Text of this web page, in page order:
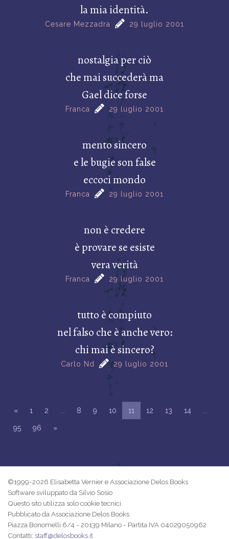
la mia identità.
Cesare Mezzadra 29 luglio 2001
nostalgia per ciò
che mai succederà ma
Gael dice forse
Franca 29 luglio 2001
mento sincero
e le bugie son false
eccoci mondo
Franca 29 luglio 2001
non è credere
è provare se esiste
vera verità
Franca 29 luglio 2001
tutto è compiuto
nel falso che è anche vero:
chi mai è sincero?
Carlo Nd 29 luglio 2001
« 1 2 8 9 10 11 12 13 14
95 96 »
©1999-2026 Elisabetta Vernier e Associazione Delos Books
Software sviluppato da Silvio Sosio
Questo sito utilizza solo cookie tecnici.
Pubblicato da Associazione Delos Books
Piazza Bonomelli 6/4 - 20139 Milano - Partita IVA 04029050962
Contatti: staff@delosbooks.it